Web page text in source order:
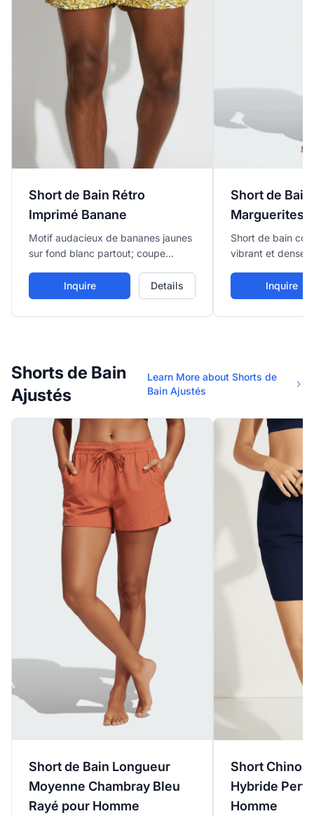
Short de Bain Rétro
Imprimé Banane
Motif audacieux de bananes jaunes
sur fond blanc partout; coupe
cordon, évoquant une ambiance
rétro ludique.
Inquire Details
Short de
Marguerites
Short de bain
vibrant et dense
orange; avec
cordon.
Inquire
Shorts de Bain
Ajustés
Learn More about Shorts de
Bain Ajustés
Short de Bain Longueur
Moyenne Chambray Bleu
Rayé pour Homme
Short Chino
Hybride
Homme